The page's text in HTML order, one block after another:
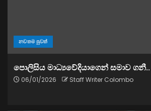
නවතම පුවත්
පොලිසිය මාධ්‍යවේදියාගෙන් සමාව ගනී..
06/01/2026 Staff Writer Colombo